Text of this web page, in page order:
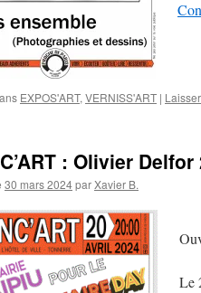
EXPOS'ART, VERNISS'ART |
: Olivier
30 mars 2024parXavier B.
Le